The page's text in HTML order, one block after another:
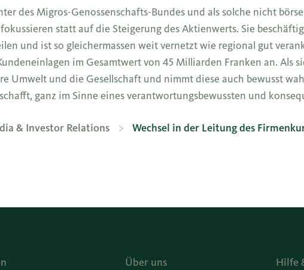
des Migros-Genossenschafts-Bundes und als solche nicht
statt auf die Steigerung des Aktienwerts. Sie
und ist so gleichermassen weit vernetzt wie regional gut
im Gesamtwert von 45 Milliarden Franken an. Als
Umwelt und die Gesellschaft und nimmt diese auch bewusst
ganz im Sinne eines verantwortungsbewussten und
& Investor Relations Wechsel in der Leitung des
Über uns Hilfe